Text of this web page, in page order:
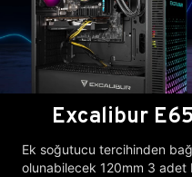
Excalibur
Ek soğutucu tercihinden
olunabilecek 120mm 3 adet